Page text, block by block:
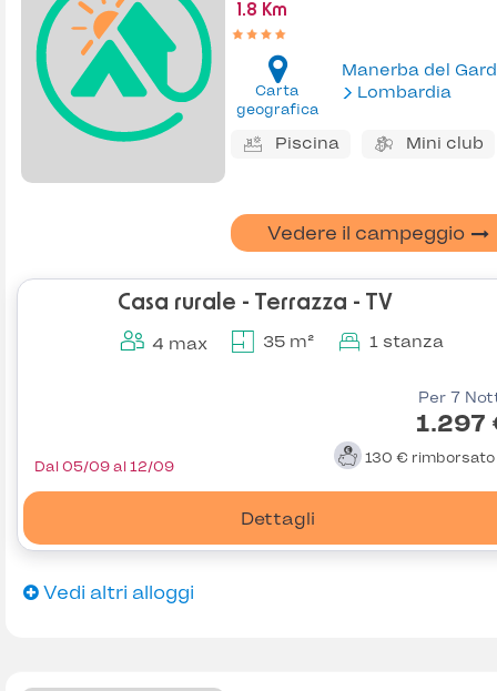
1.8 Km
Carta
geografica
Manerba del
Lombardia
Piscina Mini club
Vedere il campeggio
Casa rurale - Terrazza - TV
4 max 35 m² 1 stanza
Per 7
1.297
130 € rimborsato
Dettagli
Dal 05/09 al 12/09
Vedi altri alloggi